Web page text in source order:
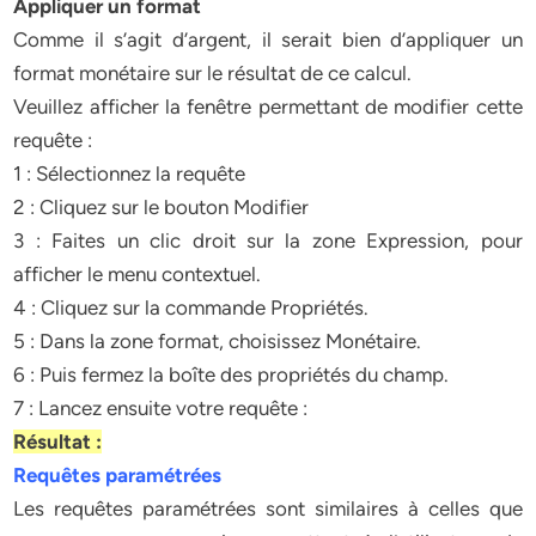
Appliquer un format
Comme il s’agit d’argent, il serait bien d’appliquer un
format monétaire sur le résultat de ce calcul.
Veuillez afficher la fenêtre permettant de modifier cette
requête :
1 : Sélectionnez la requête
2 : Cliquez sur le bouton Modifier
3 : Faites un clic droit sur la zone Expression, pour
afficher le menu contextuel.
4 : Cliquez sur la commande Propriétés.
5 : Dans la zone format, choisissez Monétaire.
6 : Puis fermez la boîte des propriétés du champ.
7 : Lancez ensuite votre requête :
Résultat :
Requêtes paramétrées
Les requêtes paramétrées sont similaires à celles que